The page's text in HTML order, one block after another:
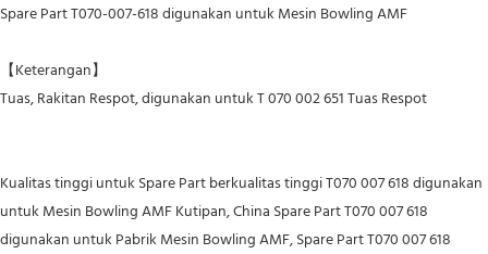
Spare Part T070-007-618 digunakan untuk Mesin Bowling AMF
【Keterangan】
Tuas, Rakitan Respot, digunakan untuk T070 002 651 Tuas Respot
Kualitas tinggi untuk Spare Part berkualitas tinggi T070 007 618 digunakan
untuk Mesin Bowling AMF Kutipan, China Spare Part T070 007 618
digunakan untuk Pabrik Mesin Bowling AMF, Spare Part T070 007 618